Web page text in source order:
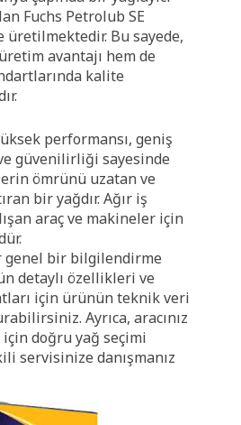
Fuchs Petrolub SE
Bu sayede,
avantajı hem de
kalite
performansı, geniş
güvenilirliği sayesinde
ömrünü uzatan ve
bir yağdır. Ağır iş
araç ve makineler için
genel bir bilgilendirme
detaylı özellikleri ve
için ürünün teknik veri
Ayrıca, aracınız
doğru yağ seçimi
servisinize danışmanız